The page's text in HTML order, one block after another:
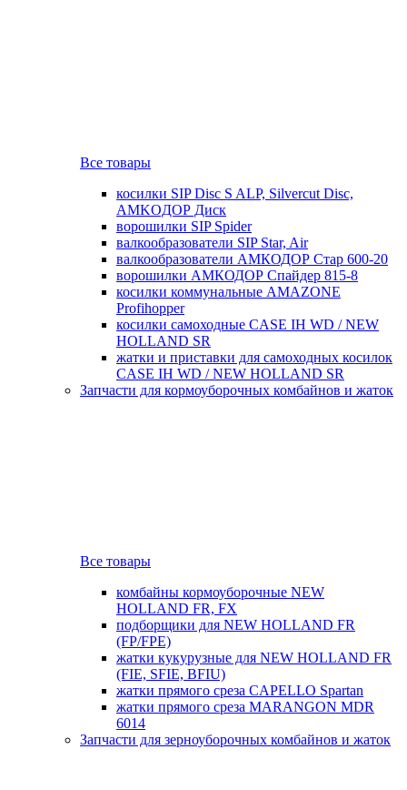
Все товары
косилки SIP Disc S ALP, Silvercut Disc,
AMKOДОР Диск
ворошилки SIP Spider
валкообразователи SIP Star, Air
валкообразователи АМКОДОР Стар 600-20
ворошилки АМКОДОР Спайдер 815-8
косилки коммунальные AMAZONE
Profihopper
косилки самоходные CASE IH WD / NEW
HOLLAND SR
жатки и приставки для самоходных косилок
CASE IH WD / NEW HOLLAND SR
Запчасти для кормоуборочных комбайнов и жаток
Все товары
комбайны кормоуборочные NEW
HOLLAND FR, FX
подборщики для NEW HOLLAND FR
(FP/FPE)
жатки кукурузные для NEW HOLLAND FR
(FIE, SFIE, BFIU)
жатки прямого среза CAPELLO Spartan
жатки прямого среза MARANGON MDR
6014
Запчасти для зерноуборочных комбайнов и жаток